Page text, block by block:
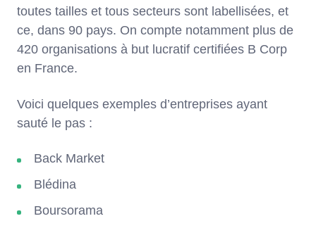
toutes tailles et tous secteurs sont labellisées, et
ce, dans 90 pays. On compte notamment plus de
420 organisations à but lucratif certifiées B Corp
en France.
Voici quelques exemples d’entreprises ayant
sauté le pas :
Back Market
Blédina
Boursorama